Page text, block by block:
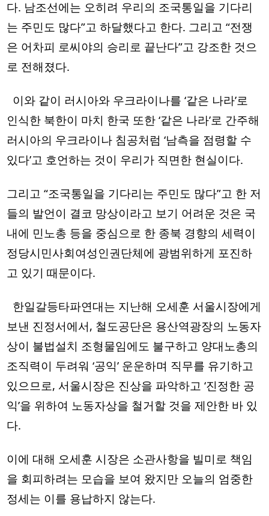
다. 남조선에는 오히려 우리의 조국통일을 기다리
는 주민도 많다”고 하달했다고 한다. 그리고 “전쟁
은 어차피 로씨야의 승리로 끝난다”고 강조한 것으
로 전해졌다.
인식한 북한이 마치 한국 또한 ‘같은 나라’로 간주해
러시아의 우크라이나 침공처럼 ‘남측을 점령할 수
있다’고 호언하는 것이 우리가 직면한 현실이다.
그리고 “조국통일을 기다리는 주민도 많다”고 한 저
들의 발언이 결코 망상이라고 보기 어려운 것은 국
내에 민노총 등을 중심으로 한 종북 경향의 세력이
정당시민사회여성인권단체에 광범위하게 포진하
고 있기 때문이다.
보낸 진정서에서, 철도공단은 용산역광장의 노동자
상이 불법설치 조형물임에도 불구하고 양대노총의
조직력이 두려워 ‘공익’ 운운하며 직무를 유기하고
있으므로, 서울시장은 진상을 파악하고 ‘진정한 공
익’을 위하여 노동자상을 철거할 것을 제안한 바 있
다.
이에 대해 오세훈 시장은 소관사항을 빌미로 책임
을 회피하려는 모습을 보여 왔지만 오늘의 엄중한
정세는 이를 용납하지 않는다.